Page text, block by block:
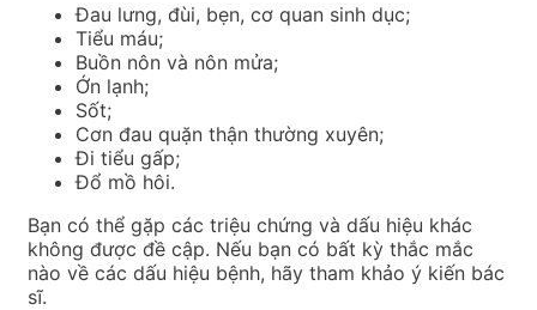
Đau lưng, đùi, bẹn, cơ quan sinh dục;
Tiểu máu;
Buồn nôn và nôn mửa;
Ớn lạnh;
Sốt;
Cơn đau quặn thận thường xuyên;
Đi tiểu gấp;
Đổ mồ hôi.
Bạn có thể gặp các triệu chứng và dấu hiệu khác
không được đề cập. Nếu bạn có bất kỳ thắc mắc
nào về các dấu hiệu bệnh, hãy tham khảo ý kiến bác
sĩ.